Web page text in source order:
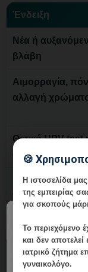
Ένδειξη
Νέα ή
βλάβη
Αιμορραγία,
αλλαγή
Θετικό HPV test
ανώμαλο Pap
Εγκυμοσύνη ή
προσπάθεια
Σημείωση:Το
δεν
🍪
Η ιστοσελίδα
της εμπειρίας
για σκοπούς
Το περιεχόμενο
και δεν
ιατρικό ζήτημα
γυναικολόγο.